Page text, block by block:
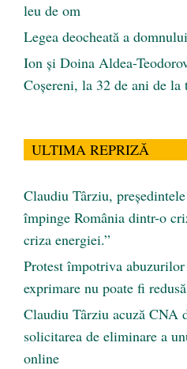
leu de om
Legea deocheată a
Ion și Doina Aldea-
Coșereni, la 32 de ani de
ULTIMA REPRIZĂ
Claudiu Târziu,
împinge România dintr-o
criza energiei.”
Protest împotriva
exprimare nu poate fi
Claudiu Târziu acuză CNA
solicitarea de eliminare a
online